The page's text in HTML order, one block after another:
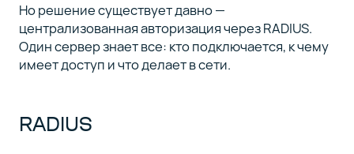
6
Настройка
RADIUS-
клиента
получилось
Но решение существует давно —
централизованная авторизация через RADIUS.
Один сервер знает все: кто подключается, к чему
имеет доступ и что делает в сети.
RADIUS